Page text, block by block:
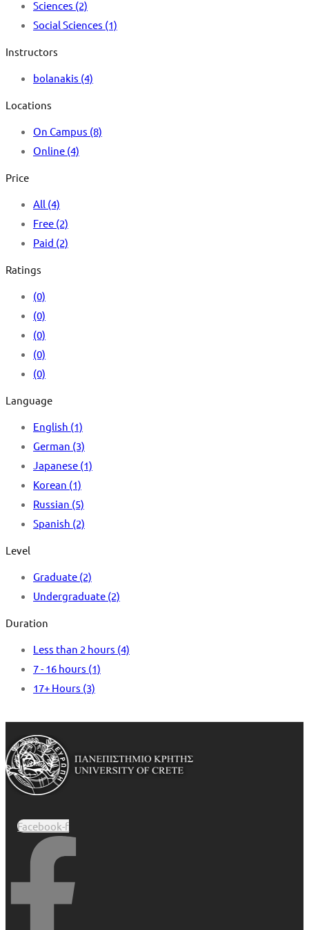
Sciences (2)
Social Sciences (1)
Instructors
bolanakis (4)
Locations
On Campus (8)
Online (4)
Price
All (4)
Free (2)
Paid (2)
Ratings
(0)
(0)
(0)
(0)
(0)
Language
English (1)
German (3)
Japanese (1)
Korean (1)
Russian (5)
Spanish (2)
Level
Graduate (2)
Undergraduate (2)
Duration
Less than 2 hours (4)
7 - 16 hours (1)
17+ Hours (3)
Facebook-f